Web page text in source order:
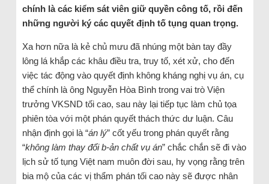
chính là các kiểm sát viên giữ quyền công tố, rồi đến
những người ký các quyết định tố tụng quan trọng.
Xa hơn nữa là kẻ chủ mưu đã nhúng một bàn tay đầy
lông lá khắp các khâu điều tra, truy tố, xét xử, cho đến
việc tác động vào quyết định không kháng nghị vụ án, cụ
thể chính là ông Nguyễn Hòa Bình trong vai trò Viện
trưởng VKSND tối cao, sau này lại tiếp tục làm chủ tọa
phiên tòa với một phán quyết thách thức dư luận. Câu
nhận định gọi là “án lý” cốt yếu trong phán quyết rằng
“không làm thay đổi b-ản chất vụ án” chắc chắn sẽ đi vào
lịch sử tố tụng Việt nam muôn đời sau, hy vọng rằng trên
bia mộ của các vị thẩm phán tối cao này sẽ được nhân